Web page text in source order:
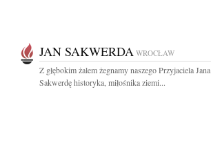
JAN SAKWERDA WROCŁAW
Z głębokim żalem żegnamy naszego Przyjaciela Jana
Sakwerdę historyka, miłośnika ziemi...